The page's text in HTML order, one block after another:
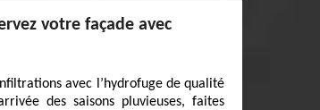
votre façade avec
avec l’hydrofuge de qualité
des saisons pluvieuses, faites